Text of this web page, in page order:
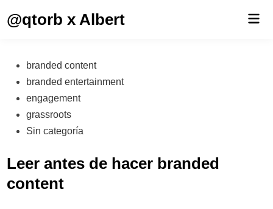
@qtorb x Albert
Publicado
en
branded content
branded entertainment
engagement
grassroots
Sin categoría
Leer antes de hacer branded
content